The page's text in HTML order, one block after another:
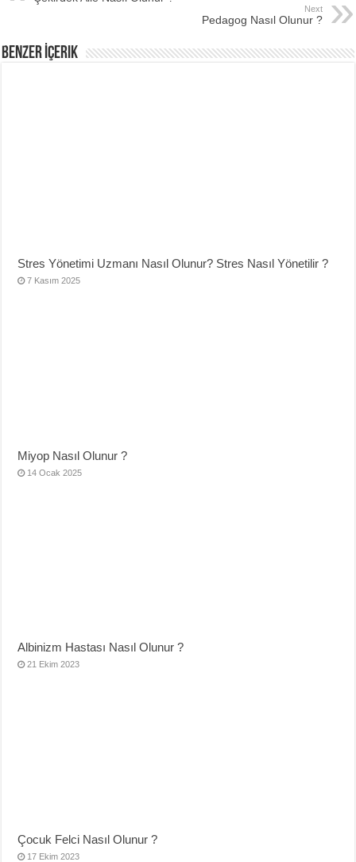
Next
Pedagog Nasıl Olunur ?
Benzer İçerik
Stres Yönetimi Uzmanı Nasıl Olunur? Stres Nasıl Yönetilir ?
7 Kasım 2025
Miyop Nasıl Olunur ?
14 Ocak 2025
Albinizm Hastası Nasıl Olunur ?
21 Ekim 2023
Çocuk Felci Nasıl Olunur ?
17 Ekim 2023